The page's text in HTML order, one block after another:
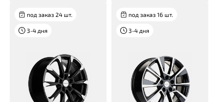
под заказ 24 шт.
3-4 дня
под заказ 16 шт.
3-4 дня